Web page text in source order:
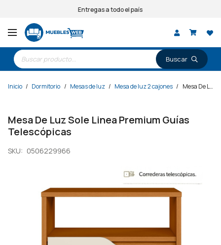
Entregas a todo el país
Búsqueda
de
productos
Inicio / Dormitorio / Mesas de luz / Mesa de luz 2 cajones / Mesa De Luz Sole Linea Premium Guías Telescópicas
Mesa De Luz Sole Linea Premium Guías
Telescópicas
SKU: 0506229966